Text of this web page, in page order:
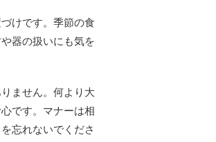
けです。季節の食
器の扱いにも気を
ません。何より大
です。マナーは相
忘れないでくださ